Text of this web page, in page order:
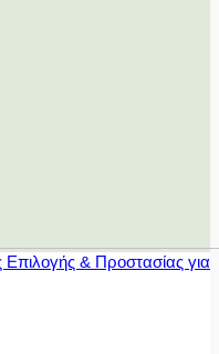
& Προστασίας για